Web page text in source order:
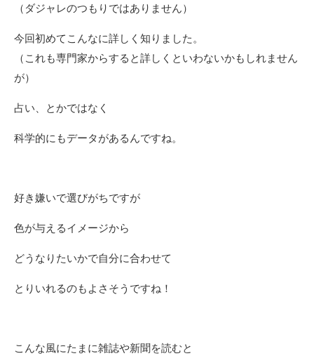
（ダジャレのつもりではありません）
今回初めてこんなに詳しく知りました。
（これも専門家からすると詳しくといわないかもしれません
が）
占い、とかではなく
科学的にもデータがあるんですね。
好き嫌いで選びがちですが
色が与えるイメージから
どうなりたいかで自分に合わせて
とりいれるのもよさそうですね！
こんな風にたまに雑誌や新聞を読むと